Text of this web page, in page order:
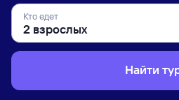
Кто едет
Найти